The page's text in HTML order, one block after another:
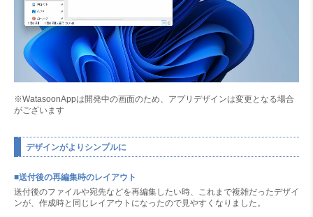
※WatasoonAppは開発中の画面のため、アプリデザインは変更となる場合
がございます
デザインがよりシンプルに
■送付後の再編集時のレイアウト
送付後のファイルや宛先などを再編集したい時、これまで複雑だったデザイ
ンが、作成時と同じレイアウトになったので見やすくなりました。